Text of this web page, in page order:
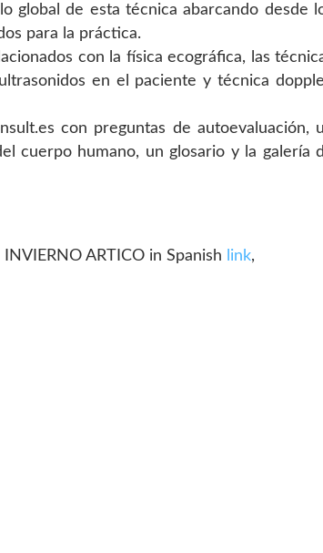
global de esta técnica abarcando desde
para la práctica.
con la física ecográfica, las
en el paciente y técnica
con preguntas de autoevaluación,
cuerpo humano, un glosario y la galería
ARTICO in Spanish link,